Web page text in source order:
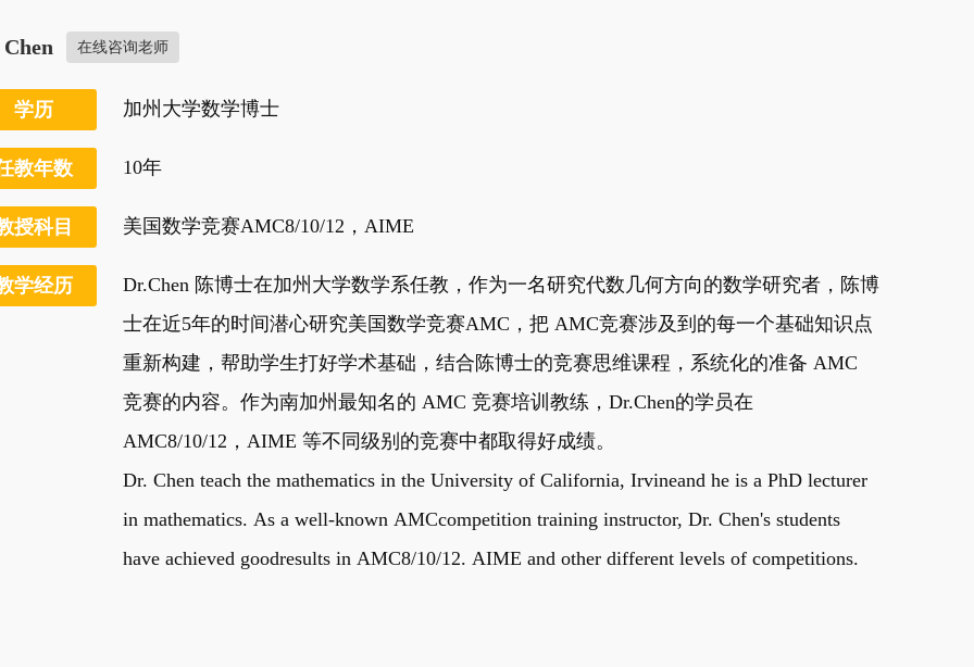
在线咨询老师
学历 加州大学数学博士
教年数 10年
授科目 美国数学竞赛AMC8/10/12，AIME
学经历
Dr.Chen 陈博士在加州大学数学系任教，作为一名研究代数几何方向的数学研究者，陈博
士在近5年的时间潜心研究美国数学竞赛AMC，把 AMC竞赛涉及到的每一个基础知识点
重新构建，帮助学生打好学术基础，结合陈博士的竞赛思维课程，系统化的准备 AMC
竞赛的内容。作为南加州最知名的 AMC 竞赛培训教练，Dr.Chen的学员在
AMC8/10/12，AIME 等不同级别的竞赛中都取得好成绩。
Dr. Chen teach the mathematics in the University of California, Irvineand he is a PhD lecturer
in mathematics. As a well-known AMCcompetition training instructor, Dr. Chen's students
have achieved goodresults in AMC8/10/12. AIME and other different levels of competitions.